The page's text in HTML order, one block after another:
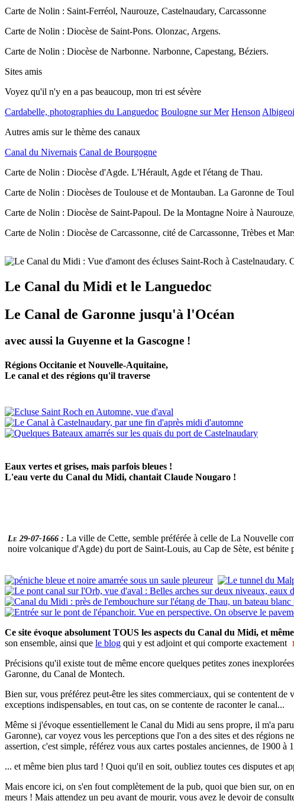
Carte de Nolin : Saint-Ferréol, Naurouze, Castelnaudary, Carcassonne
Carte de Nolin : Diocèse de Saint-Pons. Olonzac, Argens.
Carte de Nolin : Diocèse de Narbonne. Narbonne, Capestang, Béziers.
Sites amis
Voyez qu'il n'y en a pas beaucoup, mon tri est sévère
Cardabelle, photographies du Languedoc Boulogne sur Mer Henson
Autres amis sur le thème des canaux
Canal du Nivernais Canal de Bourgogne
Carte de Nolin : Diocèse d'Agde. L'Hérault, Agde et l'étang de Thau.
Carte de Nolin : Diocèses de Toulouse et de Montauban. La Garonne de
Carte de Nolin : Diocèse de Saint-Papoul. De la Montagne Noire à
Carte de Nolin : Diocèse de Carcassonne, cité de Carcassonne, Trèbes et
Le Canal du Midi et le Languedoc
Le Canal de Garonne jusqu'à l'Océan
avec aussi la Guyenne et la Gascogne !
Régions Occitanie et Nouvelle-Aquitaine,
Le canal et des régions qu'il traverse
Eaux vertes et grises, mais parfois bleues !
L'eau verte du Canal du Midi, chantait Claude Nougaro !
Le 29-07-1666 : La ville de Cette, semble préférée à celle de La Nouvelle
noire volcanique d'Agde) du port de Saint-Louis, au Cap de Sète, est bénite
Ce site évoque absolument TOUS les aspects du Canal du Midi, et
son ensemble, ainsi que le blog qui y est adjoint et qui comporte exactement
Précisions qu'il existe tout de même encore quelques petites zones
Garonne, du Canal de Montech.
Bien sur, vous préférez peut-être les sites commerciaux, qui se contentent
exceptions indispensables, en tout cas, on se contente de raconter le canal...
Même si j'évoque essentiellement le Canal du Midi au sens propre, il m'a
Garonne), car voyez vous les perceptions que l'on a des sites et des régions
assertion, c'est simple, référez vous aux cartes postales anciennes, de 1900 à
... et même bien plus tard ! Quoi qu'il en soit, oubliez toutes ces disputes et
Mais encore ici, on s'en fout complètement de la pub, quoi que bien sur, on
meurs ! Mais attendez un peu avant de mourir, vous avez le devoir de